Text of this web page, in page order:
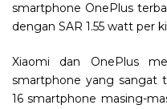
smartphone OnePlus
dengan SAR 1.55 watt per
Xiaomi dan OnePlus
smartphone yang sangat
16 smartphone masing-